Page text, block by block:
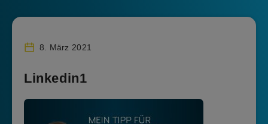
8. März 2021
Linkedin1